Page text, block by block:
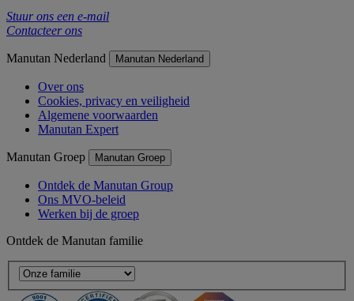
Stuur ons een e-mail
Contacteer ons
Manutan Nederland Manutan Nederland
Over ons
Cookies, privacy en veiligheid
Algemene voorwaarden
Manutan Expert
Manutan Groep Manutan Groep
Ontdek de Manutan Group
Ons MVO-beleid
Werken bij de groep
Ontdek de Manutan familie